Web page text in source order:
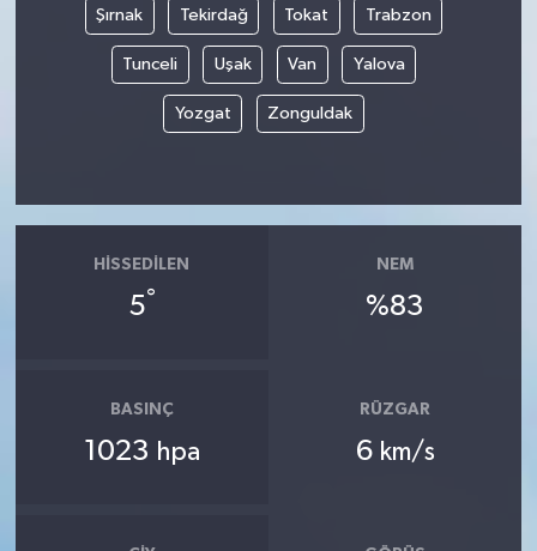
Şırnak Tekirdağ Tokat Trabzon
Tunceli Uşak Van Yalova
Yozgat Zonguldak
HISSEDILEN
5°
NEM
%83
BASINÇ
1023 hpa
RÜZGAR
6 km/s